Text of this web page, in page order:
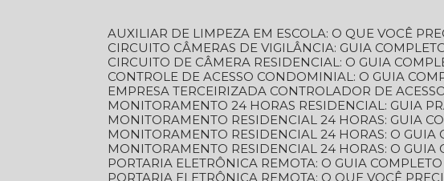
AUXILIAR DE LIMPEZA EM ESCOLA: O QUE VOCÊ
CIRCUITO CÂMERAS DE VIGILÂNCIA: GUIA
CIRCUITO DE CÂMERA RESIDENCIAL: O GUIA
CONTROLE DE ACESSO CONDOMINIAL: O GUIA
EMPRESA TERCEIRIZADA CONTROLADOR DE
MONITORAMENTO 24 HORAS RESIDENCIAL: GUIA
MONITORAMENTO RESIDENCIAL 24 HORAS: GUIA
MONITORAMENTO RESIDENCIAL 24 HORAS: O
MONITORAMENTO RESIDENCIAL 24 HORAS: O
PORTARIA ELETRÔNICA REMOTA: O GUIA
PORTARIA ELETRÔNICA REMOTA: O QUE VOCÊ